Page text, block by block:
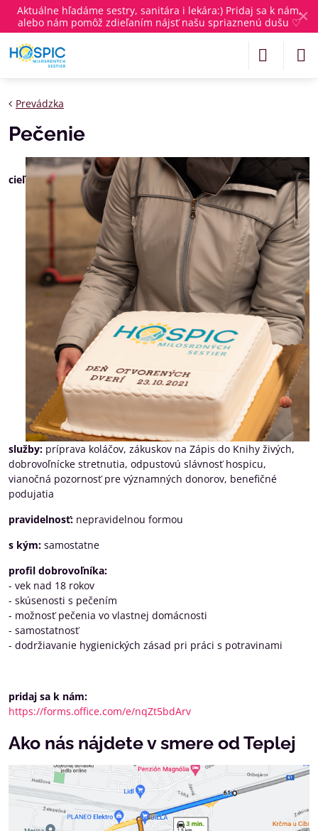
✕
Aktuálne hľadáme sestry, sanitára i lekára:) Pridaj sa k nám,
alebo nám pomôž zdieľaním nájsť našu spriaznenú dušu ♡
Prevádzka
Pečenie
cieľ
služby: príprava koláčov, zákuskov na Zápis do Knihy živých,
dobrovoľnícke stretnutia, odpustovú slávnosť hospicu,
vianočná pozornosť pre významných donorov, benefičné
podujatia
pravidelnosť: nepravidelnou formou
s kým: samostatne
profil dobrovoľníka:
- vek nad 18 rokov
- skúsenosti s pečením
- možnosť pečenia vo vlastnej domácnosti
- samostatnosť
- dodržiavanie hygienických zásad pri práci s potravinami
pridaj sa k nám:
https://forms.office.com/e/nqZt5bdArv
Ako nás nájdete v smere od Teplej